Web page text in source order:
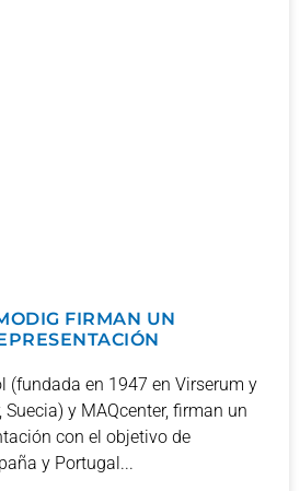
FIRMAN UN
(fundada en 1947 en Virserum y
y MAQcenter, firman un
con el objetivo de
y Portugal